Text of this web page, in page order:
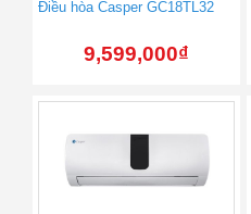
Điều hòa Casper GC18TL32
9,599,000₫